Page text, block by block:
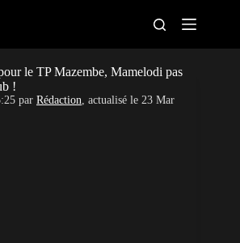
CAN féminine
le TP Mazembe, Mamelodi pas
!
par Rédaction, actualisé le 23 Mar